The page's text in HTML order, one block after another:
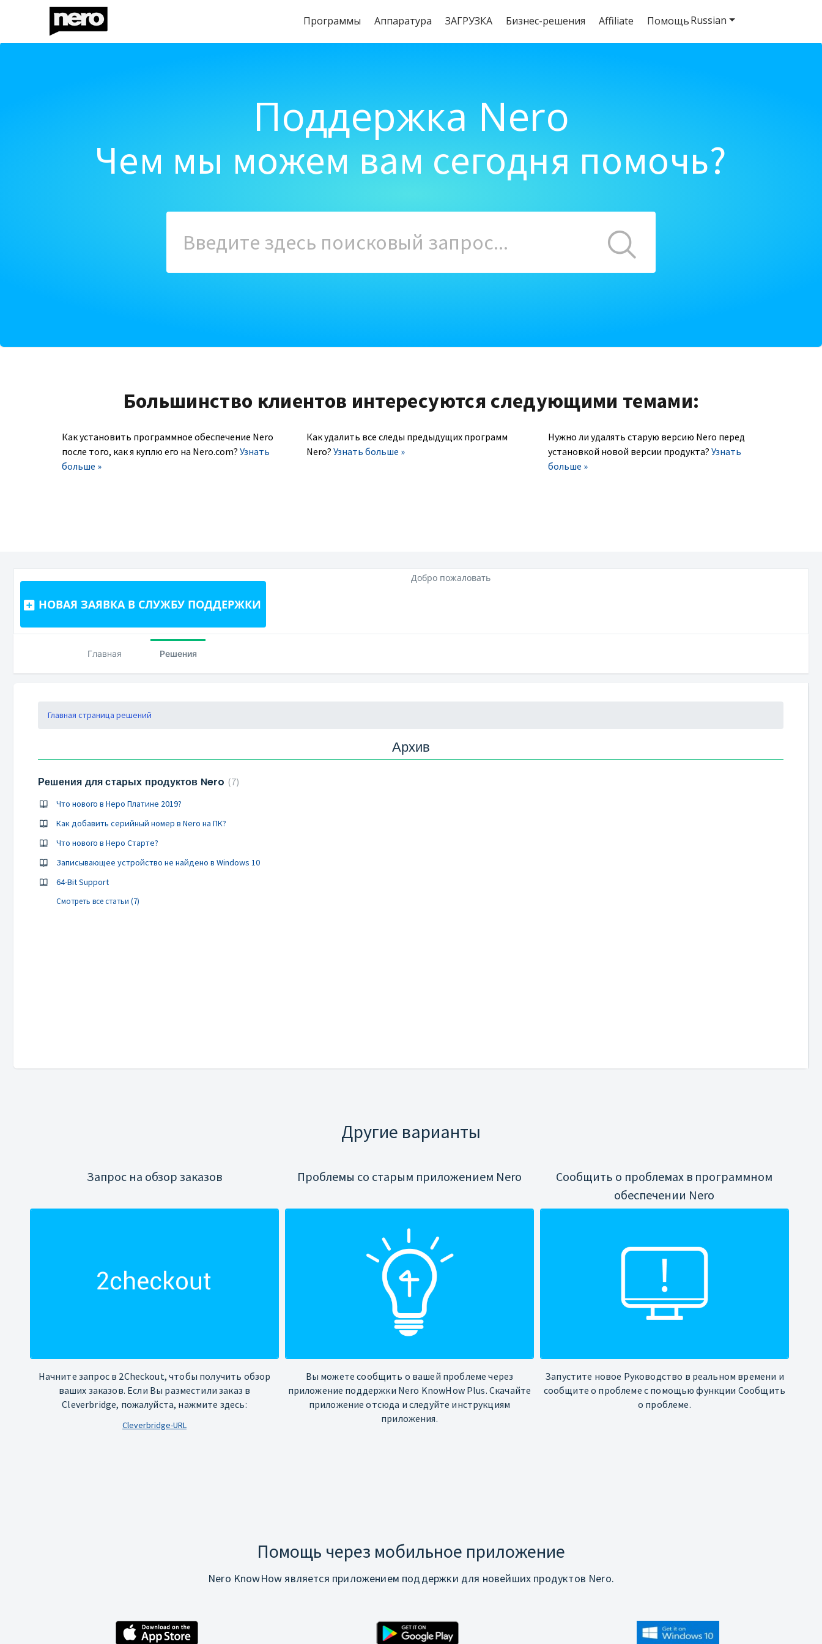
Программы Aппаратура ЗАГРУЗКА Бизнес-решения Affiliate Помощь
Поддержка Nero
Чем мы можем вам сегодня помочь?
Большинство клиентов интересуются следующими темами:
Как установить программное обеспечение Nero
после того, как я куплю его на Nero.com? Узнать
больше »
Как удалить все следы предыдущих программ
Nero? Узнать больше »
Нужно ли удалять старую версию Nero перед
установкой новой версии продукта? Узнать
больше »
НОВАЯ ЗАЯВКА В СЛУЖБУ ПОДДЕРЖКИ
Russian
Добро пожаловать
Главная Решения
Главная страница решений
Архив
Решения для старых продуктов Nero 7
Что нового в Неро Платине 2019?
Как добавить серийный номер в Nero на ПК?
Что нового в Неро Старте?
Записывающее устройство не найдено в Windows 10
64-Bit Support
Смотреть все статьи (7)
Другие варианты
Запрос на обзор заказов
Начните запрос в 2Checkout, чтобы получить обзор
ваших заказов. Если Вы разместили заказ в
Cleverbridge, пожалуйста, нажмите здесь:
Cleverbridge-URL
Проблемы со старым приложением Nero
Вы можете сообщить о вашей проблеме через
приложение поддержки Nero KnowHow Plus. Скачайте
приложение отсюда и следуйте инструкциям
приложения.
Сообщить о проблемах в программном
обеспечении Nero
Запустите новое Руководство в реальном времени и
сообщите о проблеме с помощью функции Сообщить
о проблеме.
Помощь через мобильное приложение
Nero KnowHow является приложением поддержки для новейших продуктов Nero.